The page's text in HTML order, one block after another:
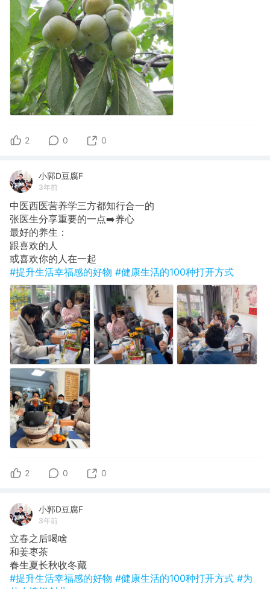
2 0 0
小郭D豆腐F
3年前
中医西医营养学三方都知行合一的
张医生分享重要的一点➡️养心
最好的养生：
跟喜欢的人
或喜欢你的人在一起
#提升生活幸福感的好物 #健康生活的100种打开方式
2 0 0
小郭D豆腐F
3年前
立春之后喝啥
​和姜枣茶
春生夏长秋收冬藏
#提升生活幸福感的好物 #健康生活的100种打开方式 #为